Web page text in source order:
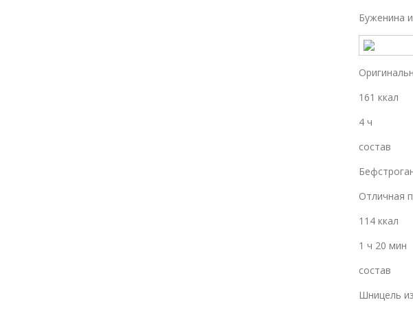
Буженина
161 ккал
4 ч
состав
Отличная
114 ккал
1 ч 20 мин
состав
Шницель